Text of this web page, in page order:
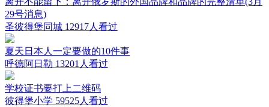
29号消息)
圣彼得堡同城 12917人看过
夏天日本人一定要做的10件事
呼德阿日勒 13201人看过
学校证书要打上二维码
彼得堡小学 59525人看过